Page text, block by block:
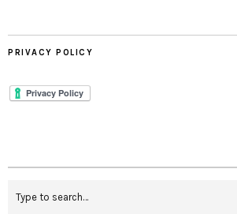
PRIVACY POLICY